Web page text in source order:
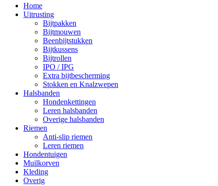
Home
Uitrusting
Bijtpakken
Bijtmouwen
Beenbijtstukken
Bijtkussens
Bijtrollen
IPO / IPG
Extra bijtbescherming
Stokken en Knalzwepen
Halsbanden
Hondenkettingen
Leren halsbanden
Overige halsbanden
Riemen
Anti-slip riemen
Leren riemen
Hondentuigen
Muilkorven
Kleding
Overig